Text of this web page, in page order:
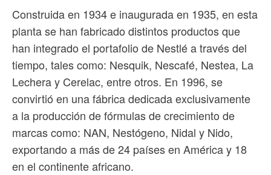
Construida en 1934 e inaugurada en 1935, en esta
planta se han fabricado distintos productos que
han integrado el portafolio de Nestlé a través del
tiempo, tales como: Nesquik, Nescafé, Nestea, La
Lechera y Cerelac, entre otros. En 1996, se
convirtió en una fábrica dedicada exclusivamente
a la producción de fórmulas de crecimiento de
marcas como: NAN, Nestógeno, Nidal y Nido,
exportando a más de 24 países en América y 18
en el continente africano.